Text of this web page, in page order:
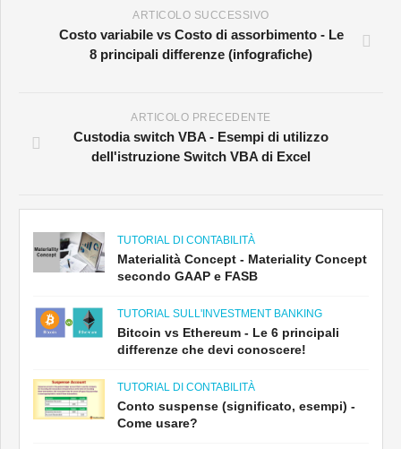
ARTICOLO SUCCESSIVO
Costo variabile vs Costo di assorbimento - Le
8 principali differenze (infografiche)
ARTICOLO PRECEDENTE
Custodia switch VBA - Esempi di utilizzo
dell'istruzione Switch VBA di Excel
TUTORIAL DI CONTABILITÀ
Materialità Concept - Materiality Concept
secondo GAAP e FASB
TUTORIAL SULL'INVESTMENT BANKING
Bitcoin vs Ethereum - Le 6 principali
differenze che devi conoscere!
TUTORIAL DI CONTABILITÀ
Conto suspense (significato, esempi) -
Come usare?